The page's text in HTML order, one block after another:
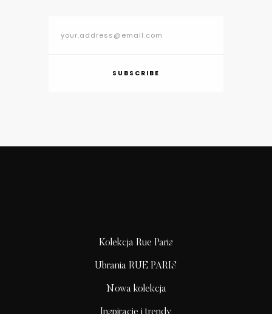
SUBSCRIBE
Kolekcja Rue Paris
Ubrania RUE PARIS
Nowa kolekcja